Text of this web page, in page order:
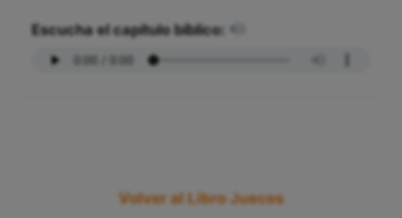
Escucha el capítulo bíblico:
Volver al Libro Jueces